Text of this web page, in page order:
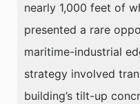
nearly 1,000 feet of
presented a rare
maritime-industrial
strategy involved
building’s tilt-up